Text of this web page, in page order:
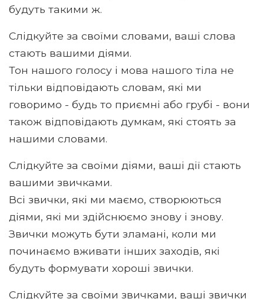
будуть такими ж.
Слідкуйте за своїми словами, ваші слова
стають вашими діями.
Тон нашого голосу і мова нашого тіла не
тільки відповідають словам, які ми
говоримо - будь то приємні або грубі - вони
також відповідають думкам, які стоять за
нашими словами.
Слідкуйте за своїми діями, ваші дії стають
вашими звичками.
Всі звички, які ми маємо, створюються
діями, які ми здійснюємо знову і знову.
Звички можуть бути зламані, коли ми
починаємо вживати інших заходів, які
будуть формувати хороші звички.
Слідкуйте за своїми звичками, ваші звички